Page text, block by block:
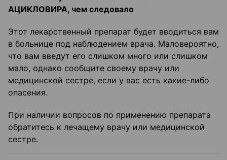
АЦИКЛОВИРА, чем следовало
Этот лекарственный препарат будет вводиться вам
в больнице под наблюдением врача. Маловероятно,
что вам введут его слишком много или слишком
мало, однако сообщите своему врачу или
медицинской сестре, если у вас есть какие-либо
опасения.
При наличии вопросов по применению препарата
обратитесь к лечащему врачу или медицинской
сестре.